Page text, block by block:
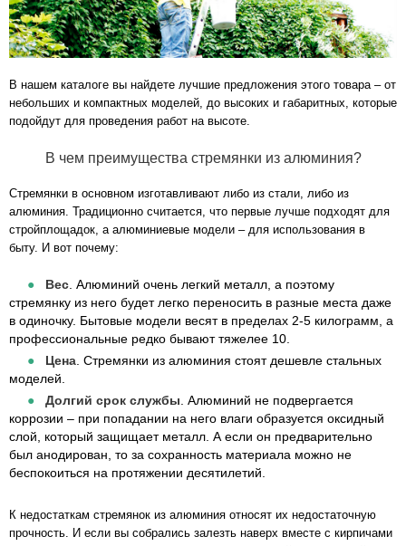
В нашем каталоге вы найдете лучшие предложения этого товара – от
небольших и компактных моделей, до высоких и габаритных, которые
подойдут для проведения работ на высоте.
В чем преимущества стремянки из алюминия?
Стремянки в основном изготавливают либо из стали, либо из
алюминия. Традиционно считается, что первые лучше подходят для
стройплощадок, а алюминиевые модели – для использования в
быту. И вот почему:
Вес. Алюминий очень легкий металл, а поэтому
стремянку из него будет легко переносить в разные места даже
в одиночку. Бытовые модели весят в пределах 2-5 килограмм, а
профессиональные редко бывают тяжелее 10.
Цена. Стремянки из алюминия стоят дешевле стальных
моделей.
Долгий срок службы. Алюминий не подвергается
коррозии – при попадании на него влаги образуется оксидный
слой, который защищает металл. А если он предварительно
был анодирован, то за сохранность материала можно не
беспокоиться на протяжении десятилетий.
К недостаткам стремянок из алюминия относят их недостаточную
прочность. И если вы собрались залезть наверх вместе с кирпичами